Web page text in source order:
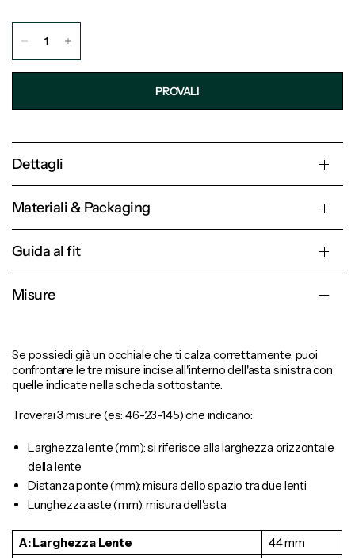
PROVALI
Dettagli
Materiali & Packaging
Guida al fit
Misure
Se possiedi già un occhiale che ti calza correttamente, puoi
confrontare le tre misure incise all'interno dell'asta sinistra con
quelle indicate nella scheda sottostante.
Troverai 3 misure (es: 46-23-145) che indicano:
Larghezza lente(mm): si riferisce alla larghezza orizzontale
della lente
Distanza ponte(mm): misura dello spazio tra due lenti
Lunghezza aste(mm): misura dell'asta
A: Larghezza Lente
44 mm